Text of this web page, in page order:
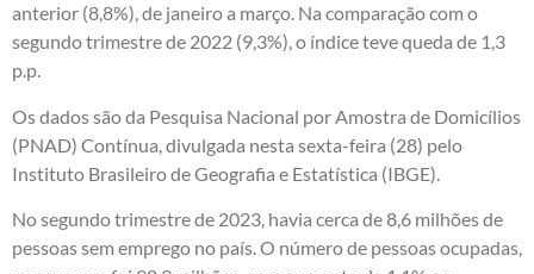
anterior (8,8%), de janeiro a março. Na comparação com o
segundo trimestre de 2022 (9,3%), o índice teve queda de 1,3
p.p.
Os dados são da Pesquisa Nacional por Amostra de Domicílios
(PNAD) Contínua, divulgada nesta sexta-feira (28) pelo
Instituto Brasileiro de Geografia e Estatística (IBGE).
No segundo trimestre de 2023, havia cerca de 8,6 milhões de
pessoas sem emprego no país. O número de pessoas ocupadas,